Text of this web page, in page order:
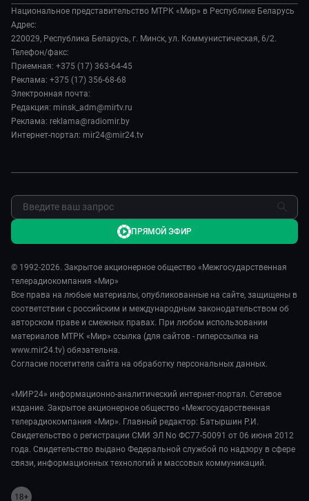
Происшествия
Наука и технологии
Здоровье и медицина
Авто
Культура
Спорт
Все как у людей
Вместе выгодно
Евразия. Культурно
Евразия. Регионы
Наши иностранцы
Пять причин поехать в...
Сделано в Содружестве
История
Руководство
Лица мира
Новости
Пресса о нас
Карьера
Реклама
Национальное представительство МТРК «Мир» в Республике Беларусь
Адрес:
220029, Республика Беларусь, г. Минск, ул. Коммунистическая, 6/2.
Телефон/факс:
Приемная: +375 (17) 363-64-45
Реклама: +375 (17) 356-68-68
Электронная почта:
Редакция: minsk_adm@mirtv.ru
Реклама: reklama@radiomir.by
Интернет-портал: mir24@mir24.tv
© 1992-2026. Закрытое акционерное общество «Межгосударственная
телерадиокомпания «Мир»
Все права на любые материалы, опубликованные на сайте, защищены в
соответствии с российским и международным законодательством об
авторском праве и смежных правах. При любом использовании
материалов МТРК «Мир» ссылка (для сайтов - гиперссылка на
www.mir24.tv) обязательна.
Согласие посетителя сайта на обработку персональных данных.
«МИР24» информационно-аналитический интернет-портал. Сетевое
издание. Закрытое акционерное общество «Межгосударственная
телерадиокомпания «Мир». Главный редактор: Батыршин Р.И.
Свидетельство о регистрации СМИ ЭЛ No ФС77-50091 от 06 июня 2012
года. Свидетельство выдано Федеральной службой по надзору в сфере
связи, информационных технологий и массовых коммуникаций.
ПРЯМОЙ ЭФИР